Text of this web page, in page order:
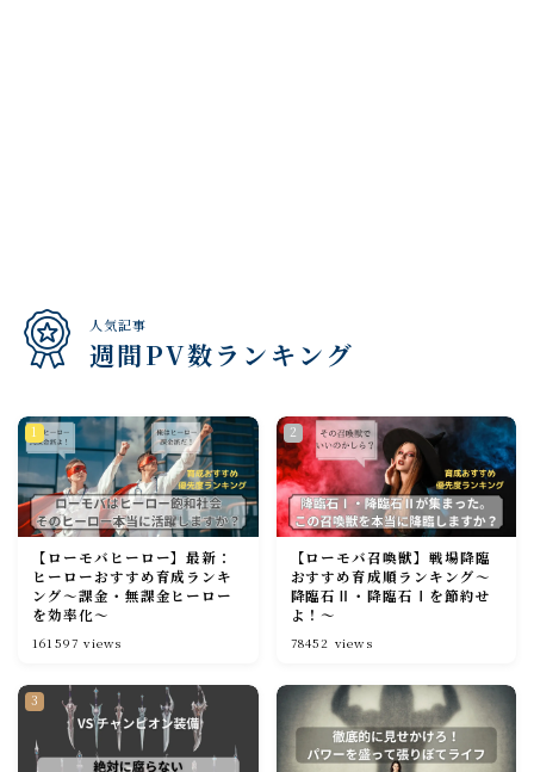
人気記事
週間PV数ランキング
【ローモバヒーロー】最新：
ヒーローおすすめ育成ランキ
ング～課金・無課金ヒーロー
を効率化～
161597 views
【ローモバ召喚獣】戦場降臨
おすすめ育成順ランキング～
降臨石Ⅱ・降臨石Ⅰを節約せ
よ！～
78452 views